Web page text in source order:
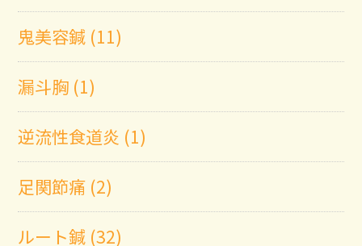
鬼美容鍼 (11)
漏斗胸 (1)
逆流性食道炎 (1)
足関節痛 (2)
ルート鍼 (32)